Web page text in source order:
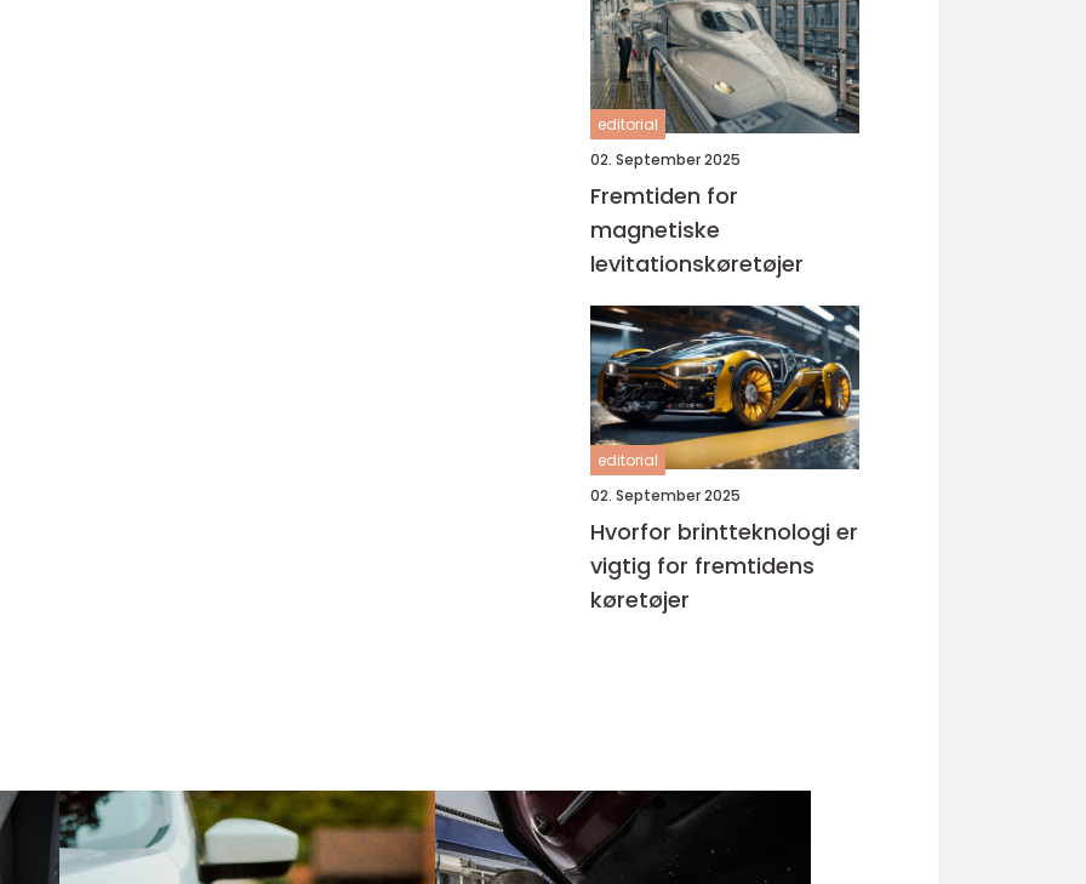
editorial
02. September 2025
Fremtiden for
magnetiske
levitationskøretøjer
editorial
02. September 2025
Hvorfor brintteknologi er
vigtig for fremtidens
køretøjer